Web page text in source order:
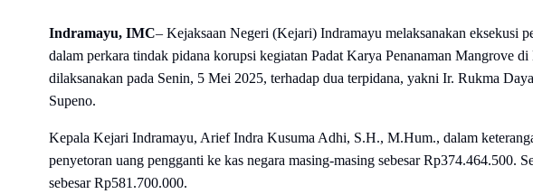
Indramayu, IMC– Kejaksaan Negeri (Kejari) Indramayu melaksanakan eksekusi
dalam perkara tindak pidana korupsi kegiatan Padat Karya Penanaman Mangrove
dilaksanakan pada Senin, 5 Mei 2025, terhadap dua terpidana, yakni Ir. Rukma
Supeno.
Kepala Kejari Indramayu, Arief Indra Kusuma Adhi, S.H., M.Hum., dalam
penyetoran uang pengganti ke kas negara masing-masing sebesar Rp374.464.500.
sebesar Rp581.700.000.